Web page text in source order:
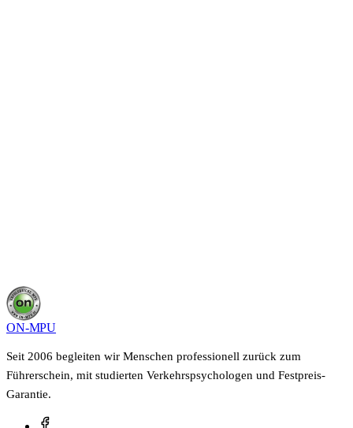
ON-MPU
Seit 2006 begleiten wir Menschen professionell zurück zum
Führerschein, mit studierten Verkehrspsychologen und Festpreis-
Garantie.